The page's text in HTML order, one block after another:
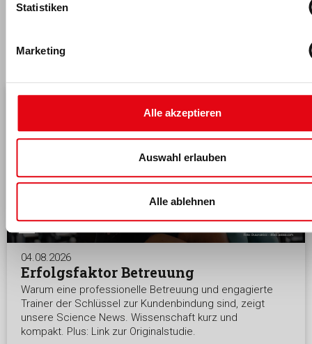
Statistiken
Marketing
Alle akzeptieren
Auswahl erlauben
Alle ablehnen
Das könnte dich auch interessieren
04.08.2026
Erfolgsfaktor Betreuung
Warum eine professionelle Betreuung und engagierte
Trainer der Schlüssel zur Kundenbindung sind, zeigt
unsere Science News. Wissenschaft kurz und
kompakt. Plus: Link zur Originalstudie.